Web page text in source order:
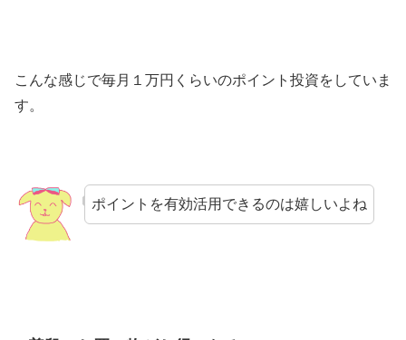
こんな感じで毎月１万円くらいのポイント投資をしていま
す。
ポイントを有効活用できるのは嬉しいよね